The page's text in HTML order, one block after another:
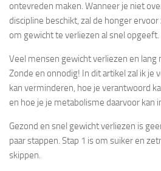
ontevreden maken. Wanneer je niet
discipline beschikt, zal de honger
om gewicht te verliezen al snel opgeeft.
Veel mensen gewicht verliezen en lang
Zonde en onnodig! In dit artikel zal ik je
kan verminderen, hoe je verantwoord
en hoe je je metabolisme daarvoor kan
Gezond en snel gewicht verliezen is
paar stappen. Stap 1 is om suiker en
skippen.